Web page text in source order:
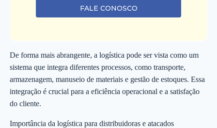
FALE CONOSCO
De forma mais abrangente, a logística pode ser vista como um
sistema que integra diferentes processos, como transporte,
armazenagem, manuseio de materiais e gestão de estoques. Essa
integração é crucial para a eficiência operacional e a satisfação
do cliente.
Importância da logística para distribuidoras e atacados